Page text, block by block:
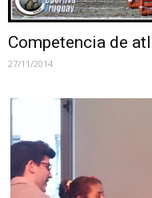
Competencia de
27/11/2014